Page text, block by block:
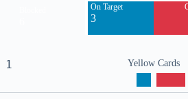
On Target
3
1 Yellow Cards